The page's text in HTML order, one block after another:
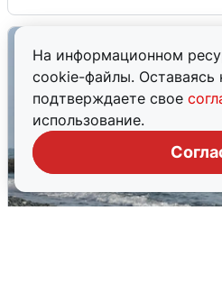
На информационном
cookie-файлы. Оставаясь
подтверждаете свое
использование.